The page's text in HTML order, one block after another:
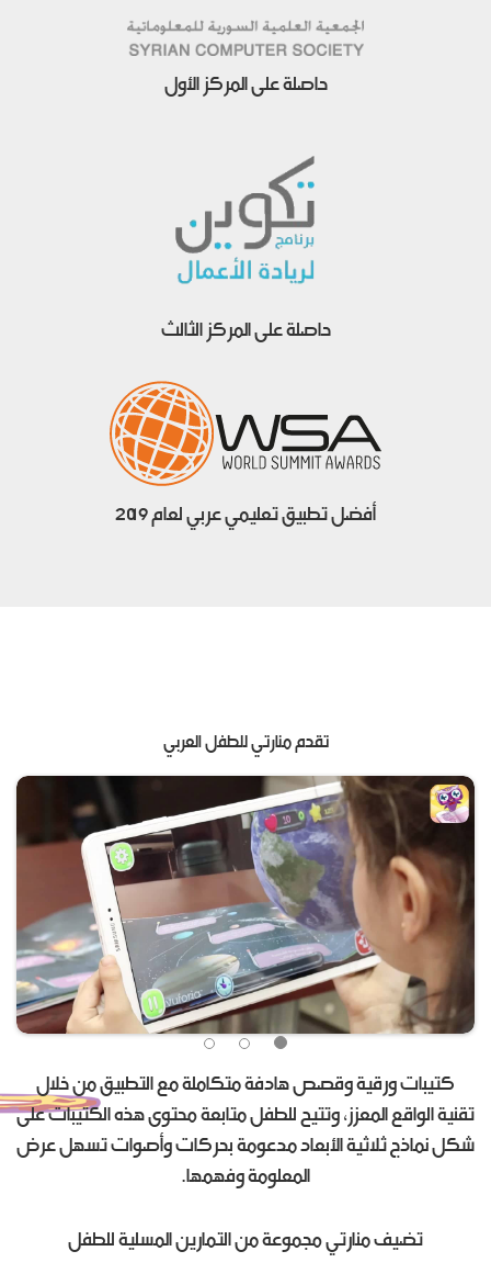
حاصلة على المركز الأول
حاصلة على المركز الثالث
أفضل تطبيق تعليمي عربي لعام 2019
تقدم منارتي للطفل العربي
كتيبات ورقية وقصص هادفة متكاملة مع التطبيق من خلال
تقنية الواقع المعزز، وتتيح للطفل متابعة محتوى هذه الكتيبات على
شكل نماذج ثلاثية الأبعاد مدعومة بحركات وأصوات تسهل عرض
المعلومة وفهمها.
تضيف منارتي مجموعة من التمارين المسلية للطفل